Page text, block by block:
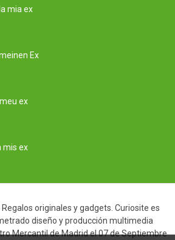
mia ex
Ex
ex
mis ex
originales y gadgets. Curiosite es
diseño y producción multimedia
Mercantil de Madrid el 07 de Septiembre